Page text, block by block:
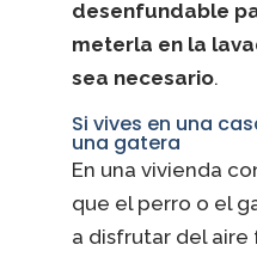
desenfundable
meterla en la
sea necesario.
Si vives en una
una gatera
En una vivienda
que el perro o el
a disfrutar del aire